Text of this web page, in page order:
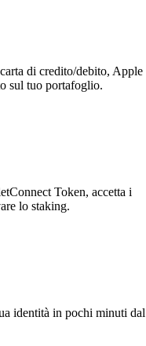
di credito/debito, Apple
sul tuo portafoglio.
Token, accetta i
lo staking.
identità in pochi minuti dal